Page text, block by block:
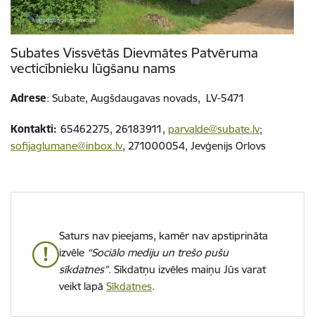
Subates Vissvētās Dievmātes Patvēruma
vecticībnieku lūgšanu nams
Adrese: Subate, Augšdaugavas novads, LV-5471
Kontakti: 65462275, 26183911, parvalde@subate.lv;
sofijaglumane@inbox.lv, 271000054, Jevģenijs Orlovs
Saturs nav pieejams, kamēr nav apstiprināta
izvēle “Sociālo mediju un trešo pušu
sīkdatnes”. Sīkdatņu izvēles maiņu Jūs varat
veikt lapā Sīkdatnes.